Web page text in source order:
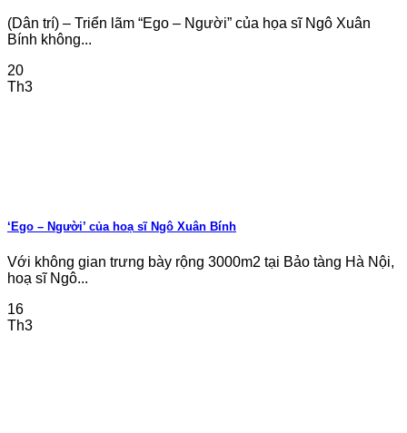
(Dân trí) – Triển lãm “Ego – Người” của họa sĩ Ngô Xuân
Bính không...
20
Th3
‘Ego – Người’ của hoạ sĩ Ngô Xuân Bính
Với không gian trưng bày rộng 3000m2 tại Bảo tàng Hà Nội,
hoạ sĩ Ngô...
16
Th3